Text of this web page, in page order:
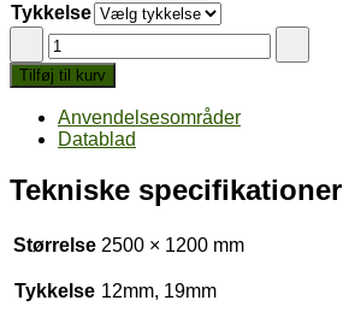
Tykkelse
STEICO
Phaltex
antal
Tilføj til kurv
Anvendelsesområder
Datablad
Tekniske specifikationer
Størrelse 2500 × 1200 mm
Tykkelse 12mm, 19mm